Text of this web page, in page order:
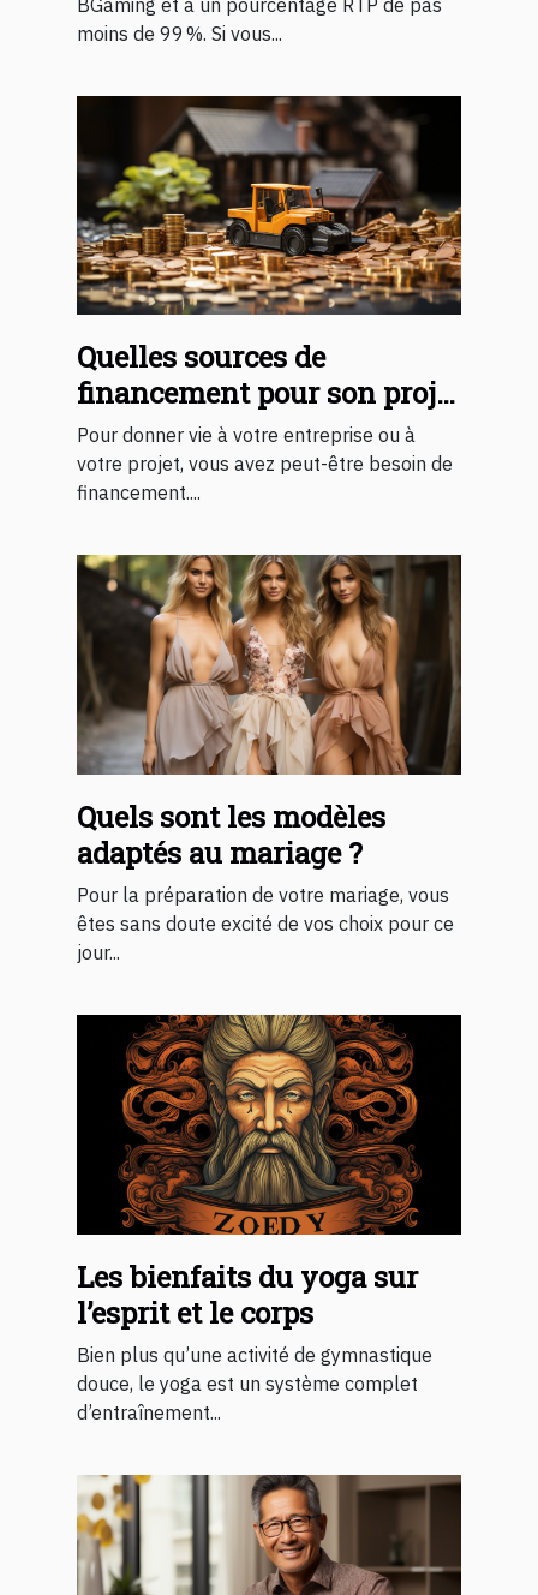
moins de 99 %. Si vous...
Quelles sources de
financement pour son projet
?
Pour donner vie à votre entreprise ou à
votre projet, vous avez peut-être besoin de
financement....
Quels sont les modèles
adaptés au mariage ?
Pour la préparation de votre mariage, vous
êtes sans doute excité de vos choix pour ce
jour...
Les bienfaits du yoga sur
l’esprit et le corps
Bien plus qu’une activité de gymnastique
douce, le yoga est un système complet
d’entraînement...